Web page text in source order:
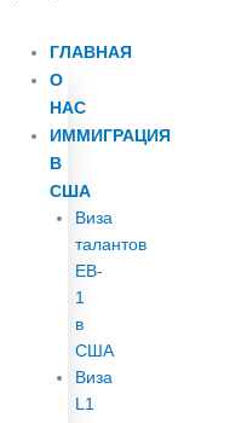
ГЛАВНАЯ
О
НАС
ИММИГРАЦИЯ
В
США
Виза
талантов
EB-
1
в
США
Виза
L1